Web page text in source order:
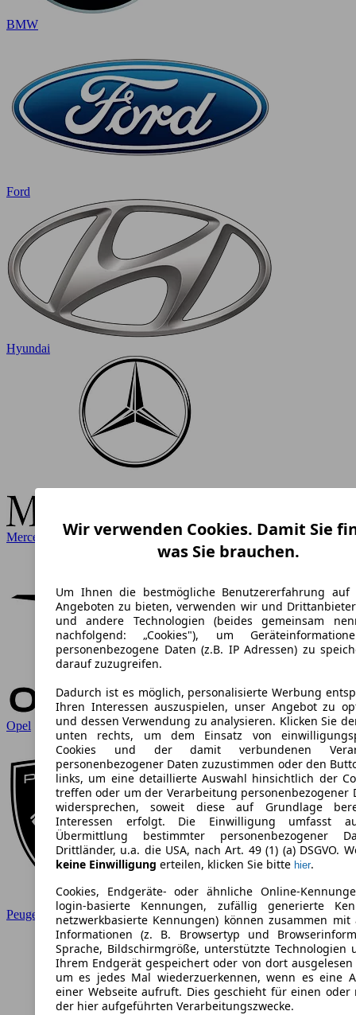
BMW
Ford
Hyundai
Mercedes-Benz
Opel
Peugeot
Wir verwenden Cookies. Damit Sie
was Sie brauchen.
Um Ihnen die bestmögliche Benutzererfahrung auf
Angeboten zu bieten, verwenden wir und Drittanbieter
und andere Technologien (beides gemeinsam
nachfolgend: „Cookies"), um
personenbezogene Daten (z.B. IP Adressen) zu
darauf zuzugreifen.
Dadurch ist es möglich, personalisierte Werbung
Ihren Interessen auszuspielen, unser Angebot zu
und dessen Verwendung zu analysieren. Klicken Sie
unten rechts, um dem Einsatz von
Cookies und der damit verbundenen
personenbezogener Daten zuzustimmen oder den
links, um eine detaillierte Auswahl hinsichtlich der
treffen oder um der Verarbeitung personenbezogener
widersprechen, soweit diese auf Grundlage
Interessen erfolgt. Die Einwilligung umfasst
Übermittlung bestimmter personenbezogener
Drittländer, u.a. die USA, nach Art. 49 (1) (a) DSGVO.
keine Einwilligung erteilen, klicken Sie bitte hier.
Cookies, Endgeräte- oder ähnliche Online-
login-basierte Kennungen, zufällig generierte
netzwerkbasierte Kennungen) können zusammen mit
Informationen (z. B. Browsertyp und
Sprache, Bildschirmgröße, unterstützte Technologien
Ihrem Endgerät gespeichert oder von dort
um es jedes Mal wiederzuerkennen, wenn es eine
einer Webseite aufruft. Dies geschieht für einen oder
der hier aufgeführten Verarbeitungszwecke.